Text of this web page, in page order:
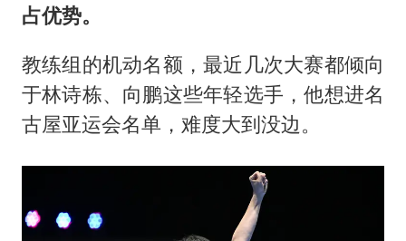
占优势。
教练组的机动名额，最近几次大赛都倾向
于林诗栋、向鹏这些年轻选手，他想进名
古屋亚运会名单，难度大到没边。